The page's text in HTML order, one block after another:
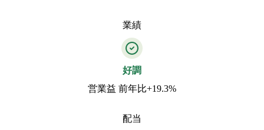
業績
好調
営業益 前年比+19.3%
配当